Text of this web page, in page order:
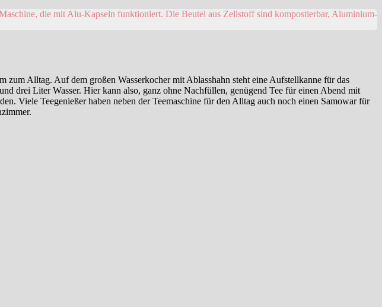
die mit Alu-Kapseln funktioniert. Die Beutel aus Zellstoff sind kompostierbar, Aluminium-
Alltag. Auf dem großen Wasserkocher mit Ablasshahn steht eine Aufstellkanne für das
drei Liter Wasser. Hier kann also, ganz ohne Nachfüllen, genügend Tee für einen Abend mit
Viele Teegenießer haben neben der Teemaschine für den Alltag auch noch einen Samowar für